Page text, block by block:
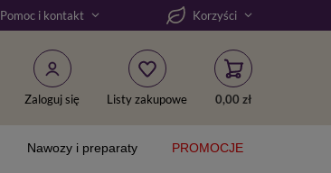
Pomoc i kontakt Korzyści
Zaloguj się Listy zakupowe 0,00 zł
Nawozy i preparaty PROMOCJE